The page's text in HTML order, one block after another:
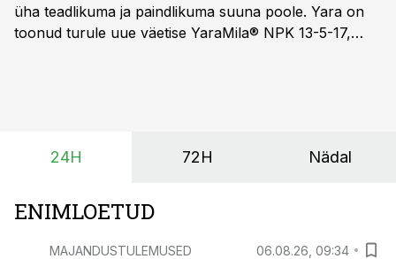
üha teadlikuma ja paindlikuma suuna poole. Yara on
toonud turule uue väetise YaraMila® NPK 13-5-17,
24H 72H Nädal
ENIMLOETUD
MAJANDUSTULEMUSED 06.08.26, 09:34